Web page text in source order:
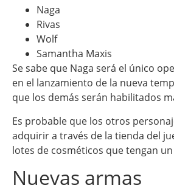
Naga
Rivas
Wolf
Samantha Maxis
Se sabe que Naga será el único
en el lanzamiento de la nueva
que los demás serán habilitados
Es probable que los otros
adquirir a través de la tienda del
lotes de cosméticos que tengan
Nuevas armas